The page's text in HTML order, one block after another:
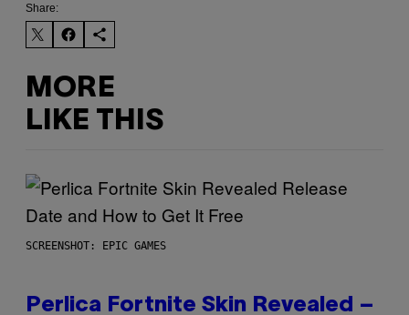
Share:
MORE
LIKE THIS
SCREENSHOT: EPIC GAMES
Perlica Fortnite Skin Revealed –